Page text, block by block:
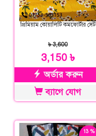
প্রিমিয়াম কোয়ালিটি কমফোর্টার সেট
৳ 3,600
3,150 ৳
অর্ডার করুন
ব্যাগে যোগ
13 %